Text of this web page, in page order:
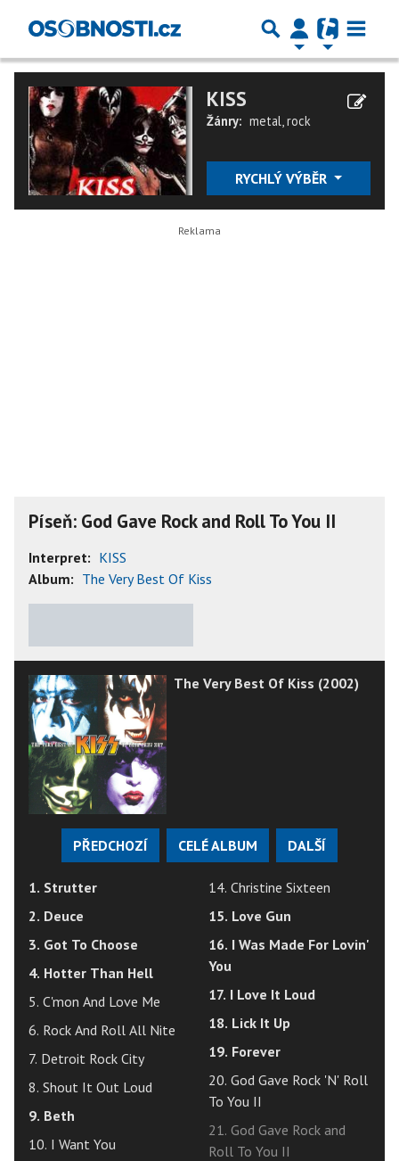
KISS
Žánry: metal,rock
RYCHLÝ VÝBĚR
Píseň: God Gave Rock and Roll To You II
Interpret: KISS
Album: The Very Best Of Kiss
The Very Best Of Kiss (2002)
PŘEDCHOZÍ CELÉ ALBUM DALŠÍ
1. Strutter
2. Deuce
3. Got To Choose
4. Hotter Than Hell
5. C'mon And Love Me
6. Rock And Roll All Nite
7. Detroit Rock City
8. Shout It Out Loud
9. Beth
10. I Want You
14. Christine Sixteen
15. Love Gun
16. I Was Made For Lovin'
You
17. I Love It Loud
18. Lick It Up
19. Forever
20. God Gave Rock 'N' Roll
To You II
21. God Gave Rock and
Roll To You II